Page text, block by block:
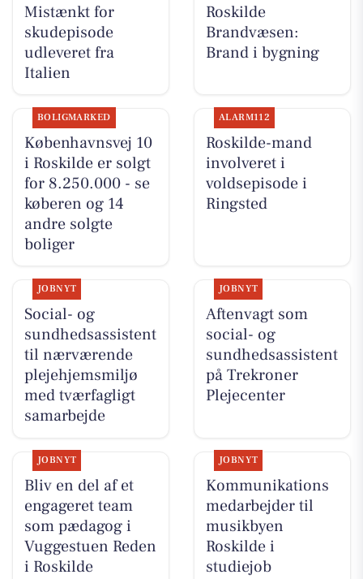
Mistænkt for
skudepisode
udleveret fra
Italien
Roskilde
Brandvæsen:
Brand i bygning
BOLIGMARKED
Københavnsvej 10
i Roskilde er solgt
for 8.250.000 - se
køberen og 14
andre solgte
boliger
ALARM112
Roskilde-mand
involveret i
voldsepisode i
Ringsted
JOBNYT
Social- og
sundhedsassistent
til nærværende
plejehjemsmiljø
med tværfagligt
samarbejde
JOBNYT
Aftenvagt som
social- og
sundhedsassistent
på Trekroner
Plejecenter
JOBNYT
Bliv en del af et
engageret team
som pædagog i
Vuggestuen Reden
i Roskilde
JOBNYT
Kommunikations
medarbejder til
musikbyen
Roskilde i
studiejob